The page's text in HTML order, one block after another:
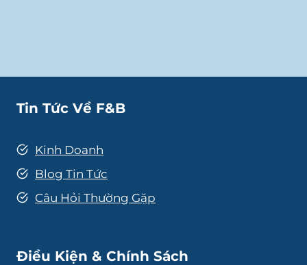
Tin Tức Về F&B
Kinh Doanh
Blog Tin Tức
Câu Hỏi Thường Gặp
Điều Kiện & Chính Sách